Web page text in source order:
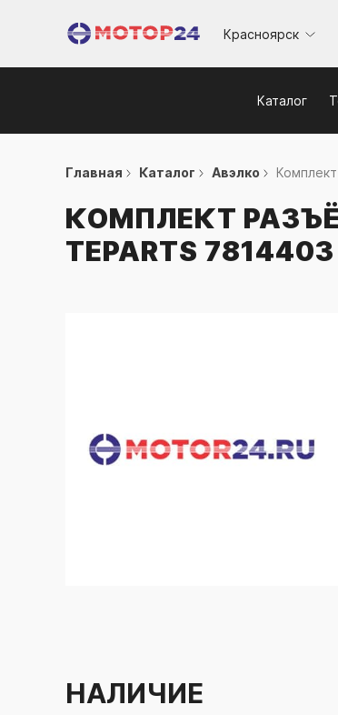
Красноярск
Каталог
Главная Каталог Авэлко
КОМПЛЕКТ
TEPARTS
НАЛИЧИЕ